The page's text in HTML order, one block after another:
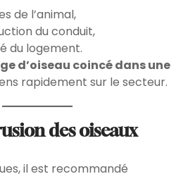
de l’animal,
du conduit,
du logement.
d’oiseau coincé dans une
rapidement sur le secteur.
des oiseaux
il est recommandé